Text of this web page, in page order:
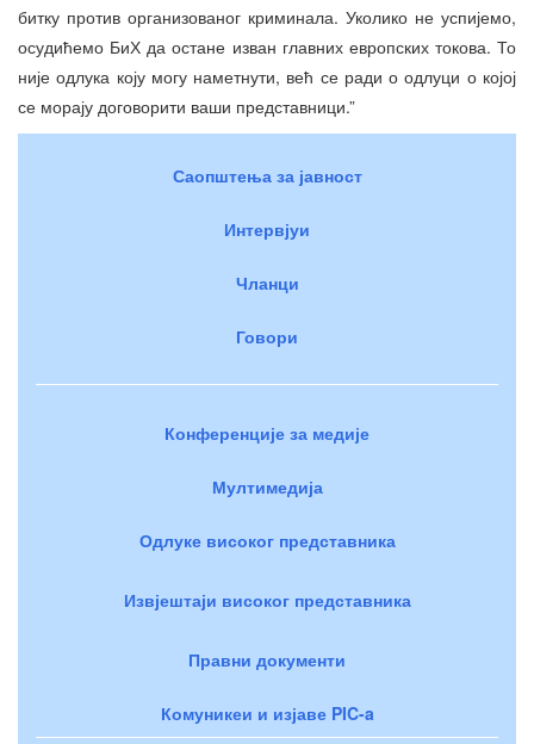
битку против организованог криминала. Уколико не успијемо,
осудићемо БиХ да остане изван главних европских токова. То
није одлука коју могу наметнути, већ се ради о одлуци о којој
се морају договорити ваши представници.”
Саопштења за јавност
Интервјуи
Чланци
Говори
Конференције за медије
Мултимедија
Одлуке високог представника
Извјештаји високог представника
Правни документи
Комуникеи и изјаве PIC-a